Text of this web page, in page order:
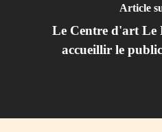
Article
Le Centre d'art Le
accueillir le